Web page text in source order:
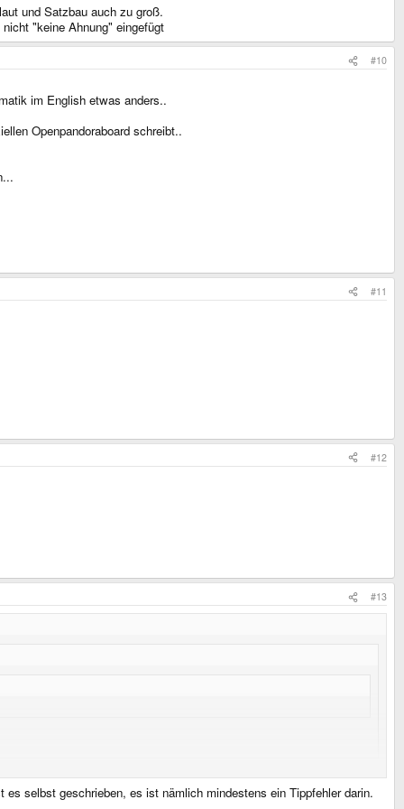
und Satzbau auch zu groß.
"keine Ahnung" eingefügt
#10
im English etwas anders..
Openpandoraboard schreibt..
#11
#12
#13
auch zu groß.
Ahnung" eingefügt
selbst geschrieben, es ist nämlich mindestens ein Tippfehler darin.